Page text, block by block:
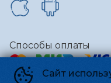
Сайт
Способы оплаты